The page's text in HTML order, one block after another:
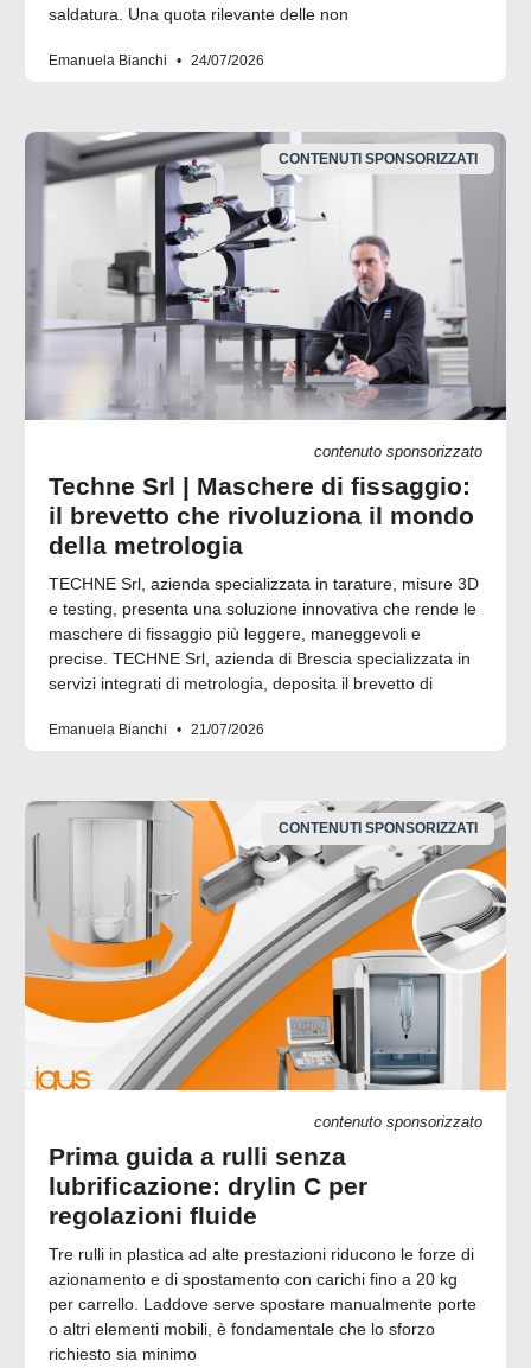
saldatura. Una quota rilevante delle non
Emanuela Bianchi 24/07/2026
CONTENUTI SPONSORIZZATI
contenuto sponsorizzato
Techne Srl | Maschere di fissaggio:
il brevetto che rivoluziona il mondo
della metrologia
TECHNE Srl, azienda specializzata in tarature, misure 3D
e testing, presenta una soluzione innovativa che rende le
maschere di fissaggio più leggere, maneggevoli e
precise. TECHNE Srl, azienda di Brescia specializzata in
servizi integrati di metrologia, deposita il brevetto di
Emanuela Bianchi 21/07/2026
CONTENUTI SPONSORIZZATI
contenuto sponsorizzato
Prima guida a rulli senza
lubrificazione: drylin C per
regolazioni fluide
Tre rulli in plastica ad alte prestazioni riducono le forze di
azionamento e di spostamento con carichi fino a 20 kg
per carrello. Laddove serve spostare manualmente porte
o altri elementi mobili, è fondamentale che lo sforzo
richiesto sia minimo